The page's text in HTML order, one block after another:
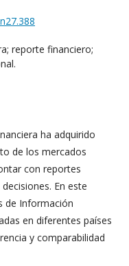
reporte financiero;
ha adquirido
de los mercados
con reportes
En este
de Información
en diferentes países
y comparabilidad